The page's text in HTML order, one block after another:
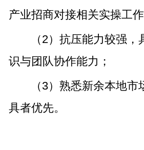
产业招商对接相关实操工作
（2）抗压能力较强
识与团队协作能力；
（3）熟悉新余本地
具者优先。